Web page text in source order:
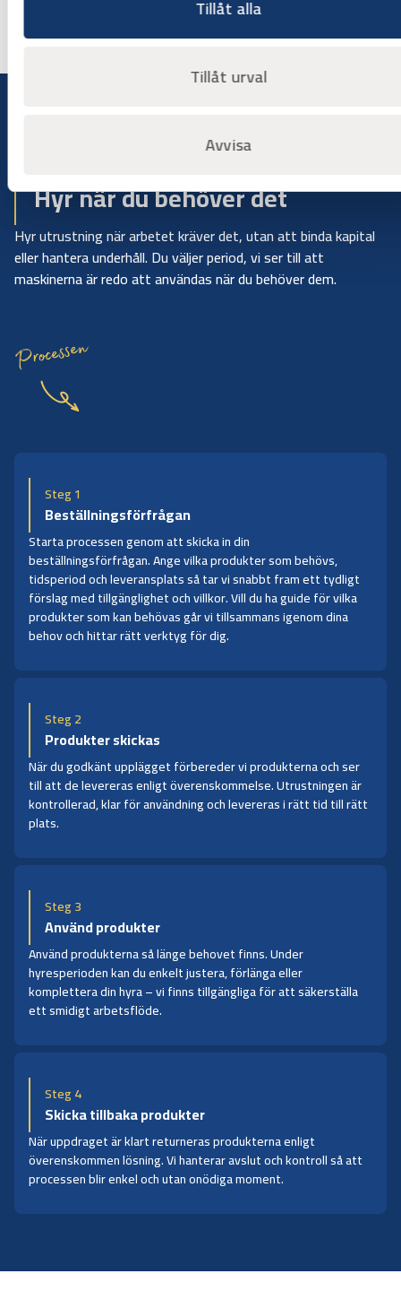
Tillåt alla
Tillåt urval
Avvisa
Hyr när du behöver det
Hyr utrustning när arbetet kräver det, utan att binda kapital
eller hantera underhåll. Du väljer period, vi ser till att
maskinerna är redo att användas när du behöver dem.
Processen
Steg 1
Beställningsförfrågan
Starta processen genom att skicka in din
beställningsförfrågan. Ange vilka produkter som behövs,
tidsperiod och leveransplats så tar vi snabbt fram ett tydligt
förslag med tillgänglighet och villkor. Vill du ha guide för vilka
produkter som kan behövas går vi tillsammans igenom dina
behov och hittar rätt verktyg för dig.
Steg 2
Produkter skickas
När du godkänt upplägget förbereder vi produkterna och ser
till att de levereras enligt överenskommelse. Utrustningen är
kontrollerad, klar för användning och levereras i rätt tid till rätt
plats.
Steg 3
Använd produkter
Använd produkterna så länge behovet finns. Under
hyresperioden kan du enkelt justera, förlänga eller
komplettera din hyra – vi finns tillgängliga för att säkerställa
ett smidigt arbetsflöde.
Steg 4
Skicka tillbaka produkter
När uppdraget är klart returneras produkterna enligt
överenskommen lösning. Vi hanterar avslut och kontroll så att
processen blir enkel och utan onödiga moment.